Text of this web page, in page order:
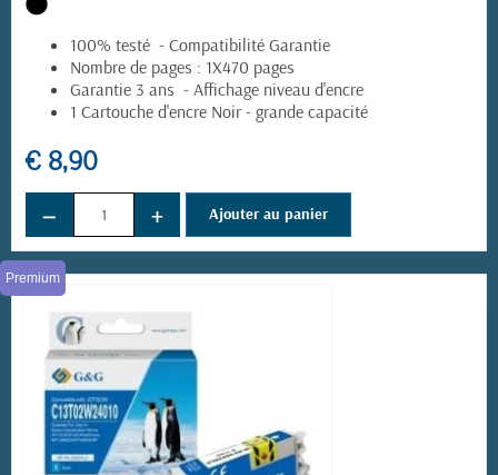
100% testé - Compatibilité Garantie
Nombre de pages : 1X470 pages
Garantie 3 ans - Affichage niveau d'encre
1 Cartouche d'encre Noir - grande capacité
€ 8,90
− + Ajouter au panier
Premium